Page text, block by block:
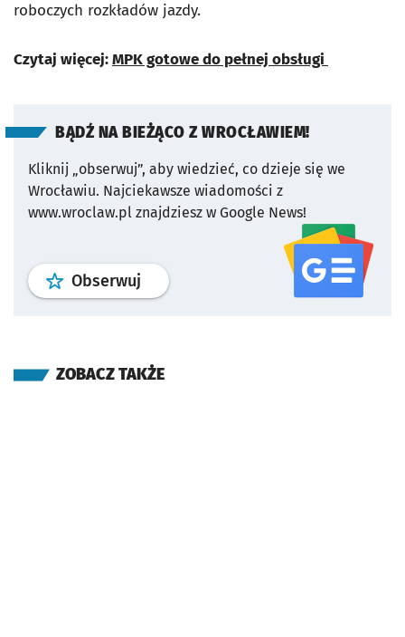
roboczych rozkładów jazdy.
Czytaj więcej:MPK gotowe do pełnej obsługi
BĄDŹ NA BIEŻĄCO Z WROCŁAWIEM!
Kliknij „obserwuj”, aby wiedzieć, co dzieje się we
Wrocławiu. Najciekawsze wiadomości z
www.wroclaw.pl znajdziesz w Google News!
Obserwuj profil serwisu
ZOBACZ TAKŻE